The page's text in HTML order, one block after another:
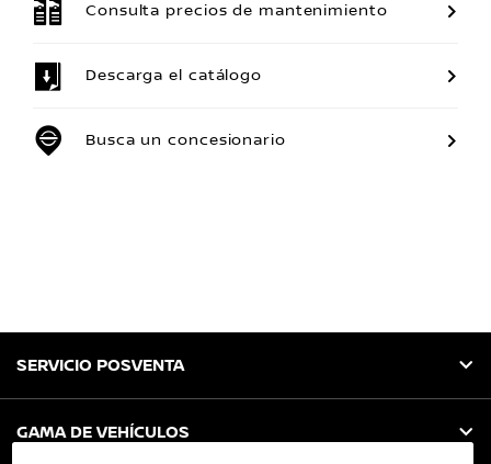
Consulta precios de mantenimiento
Descarga el catálogo
Busca un concesionario
SERVICIO POSVENTA
GAMA DE VEHÍCULOS